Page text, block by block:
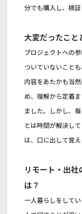
分でも購入し、検証
大変だったこと
プロジェクトへの
ついていないこと
内容をあたかも当
め、理解から定着
ました。しかし、
とは時間が解決し
は、口に出して覚え
リモート・出
は？
一人暮らしをして